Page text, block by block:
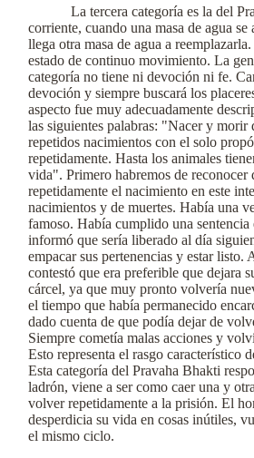
La tercera categoría es la del
corriente, cuando una masa de agua se
llega otra masa de agua a
estado de continuo movimiento. La
categoría no tiene ni devoción ni fe.
devoción y siempre buscará los
aspecto fue muy adecuadamente
las siguientes palabras: "Nacer y morir
repetidos nacimientos con el solo
repetidamente. Hasta los animales
vida". Primero habremos de reconocer
repetidamente el nacimiento en este
nacimientos y de muertes. Había una
famoso. Había cumplido una sentencia
informó que sería liberado al día
empacar sus pertenencias y estar listo.
contestó que era preferible que dejara
cárcel, ya que muy pronto volvería
el tiempo que había permanecido
dado cuenta de que podía dejar de
Siempre cometía malas acciones y
Esto representa el rasgo característico
Esta categoría del Pravaha Bhakti
ladrón, viene a ser como caer una y
volver repetidamente a la prisión. El
desperdicia su vida en cosas inútiles,
el mismo ciclo.